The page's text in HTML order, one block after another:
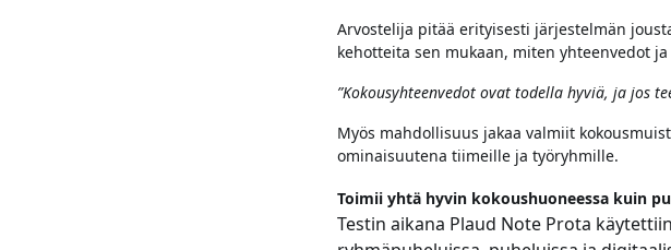
Arvostelija pitää erityisesti järjestelmän
kehotteita sen mukaan, miten yhteenvedot
”Kokousyhteenvedot ovat todella hyviä, ja jos
Myös mahdollisuus jakaa valmiit
ominaisuutena tiimeille ja työryhmille.
Toimii yhtä hyvin kokoushuoneessa kuin
Testin aikana Plaud Note Prota